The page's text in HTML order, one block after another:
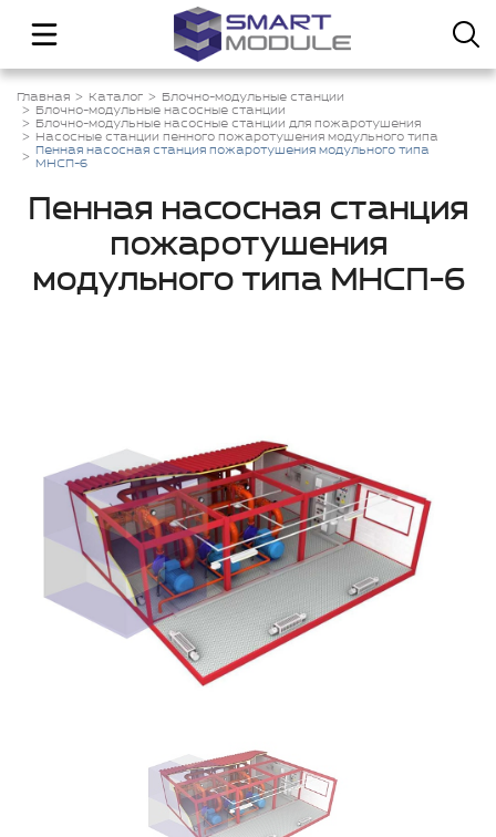
Главная Каталог
Блочно-модульные станции
Блочно-модульные насосные станции
Блочно-модульные насосные станции для пожаротушения
Насосные станции пенного пожаротушения модульного типа
Пенная насосная станция пожаротушения модульного типа
МНСП-6
Пенная насосная станция
пожаротушения
модульного типа МНСП-6